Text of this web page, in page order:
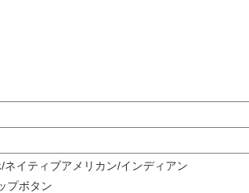
イティブアメリカン/インディアン
プボタン